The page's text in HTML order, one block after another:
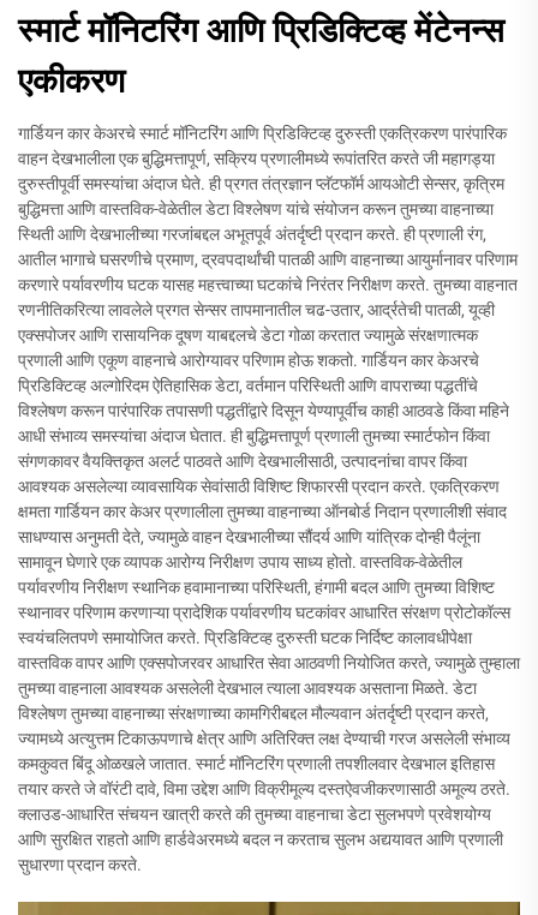
स्मार्ट मॉनिटरिंग आणि प्रिडिक्टिव्ह मेंटेनन्स
एकीकरण
गार्डियन कार केअरचे स्मार्ट मॉनिटरिंग आणि प्रिडिक्टिव्ह दुरुस्ती एकत्रिकरण पारंपारिक
वाहन देखभालीला एक बुद्धिमत्तापूर्ण, सक्रिय प्रणालीमध्ये रूपांतरित करते जी महागड्या
दुरुस्तीपूर्वी समस्यांचा अंदाज घेते. ही प्रगत तंत्रज्ञान प्लॅटफॉर्म आयओटी सेन्सर, कृत्रिम
बुद्धिमत्ता आणि वास्तविक-वेळेतील डेटा विश्लेषण यांचे संयोजन करून तुमच्या वाहनाच्या
स्थिती आणि देखभालीच्या गरजांबद्दल अभूतपूर्व अंतर्दृष्टी प्रदान करते. ही प्रणाली रंग,
आतील भागाचे घसरणीचे प्रमाण, द्रवपदार्थांची पातळी आणि वाहनाच्या आयुर्मानावर परिणाम
करणारे पर्यावरणीय घटक यासह महत्त्वाच्या घटकांचे निरंतर निरीक्षण करते. तुमच्या वाहनात
रणनीतिकरित्या लावलेले प्रगत सेन्सर तापमानातील चढ-उतार, आर्द्रतेची पातळी, यूव्ही
एक्सपोजर आणि रासायनिक दूषण याबद्दलचे डेटा गोळा करतात ज्यामुळे संरक्षणात्मक
प्रणाली आणि एकूण वाहनाचे आरोग्यावर परिणाम होऊ शकतो. गार्डियन कार केअरचे
प्रिडिक्टिव्ह अल्गोरिदम ऐतिहासिक डेटा, वर्तमान परिस्थिती आणि वापराच्या पद्धतींचे
विश्लेषण करून पारंपारिक तपासणी पद्धतींद्वारे दिसून येण्यापूर्वीच काही आठवडे किंवा महिने
आधी संभाव्य समस्यांचा अंदाज घेतात. ही बुद्धिमत्तापूर्ण प्रणाली तुमच्या स्मार्टफोन किंवा
संगणकावर वैयक्तिकृत अलर्ट पाठवते आणि देखभालीसाठी, उत्पादनांचा वापर किंवा
आवश्यक असलेल्या व्यावसायिक सेवांसाठी विशिष्ट शिफारसी प्रदान करते. एकत्रिकरण
क्षमता गार्डियन कार केअर प्रणालीला तुमच्या वाहनाच्या ऑनबोर्ड निदान प्रणालीशी संवाद
साधण्यास अनुमती देते, ज्यामुळे वाहन देखभालीच्या सौंदर्य आणि यांत्रिक दोन्ही पैलूंना
सामावून घेणारे एक व्यापक आरोग्य निरीक्षण उपाय साध्य होतो. वास्तविक-वेळेतील
पर्यावरणीय निरीक्षण स्थानिक हवामानाच्या परिस्थिती, हंगामी बदल आणि तुमच्या विशिष्ट
स्थानावर परिणाम करणाऱ्या प्रादेशिक पर्यावरणीय घटकांवर आधारित संरक्षण प्रोटोकॉल्स
स्वयंचलितपणे समायोजित करते. प्रिडिक्टिव्ह दुरुस्ती घटक निर्दिष्ट कालावधीपेक्षा
वास्तविक वापर आणि एक्सपोजरवर आधारित सेवा आठवणी नियोजित करते, ज्यामुळे तुम्हाला
तुमच्या वाहनाला आवश्यक असलेली देखभाल त्याला आवश्यक असताना मिळते. डेटा
विश्लेषण तुमच्या वाहनाच्या संरक्षणाच्या कामगिरीबद्दल मौल्यवान अंतर्दृष्टी प्रदान करते,
ज्यामध्ये अत्युत्तम टिकाऊपणाचे क्षेत्र आणि अतिरिक्त लक्ष देण्याची गरज असलेली संभाव्य
कमकुवत बिंदू ओळखले जातात. स्मार्ट मॉनिटरिंग प्रणाली तपशीलवार देखभाल इतिहास
तयार करते जे वॉरंटी दावे, विमा उद्देश आणि विक्रीमूल्य दस्तऐवजीकरणासाठी अमूल्य ठरते.
क्लाउड-आधारित संचयन खात्री करते की तुमच्या वाहनाचा डेटा सुलभपणे प्रवेशयोग्य
आणि सुरक्षित राहतो आणि हार्डवेअरमध्ये बदल न करताच सुलभ अद्ययावत आणि प्रणाली
सुधारणा प्रदान करते.